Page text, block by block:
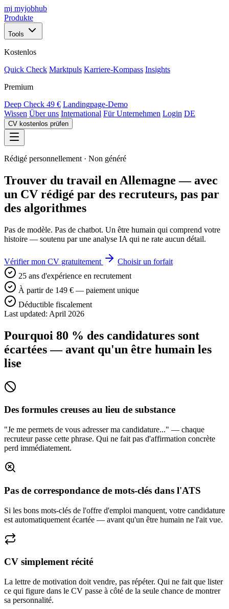
mj myjobhub
Produkte
Tools
Kostenlos
Quick Check Marktpuls Karriere-Kompass Insights
Premium
Deep Check 49 € Landingpage-Demo
Wissen Über uns International Für Unternehmen Login DE
CV kostenlos prüfen
Rédigé personnellement · Non généré
Trouver du travail en Allemagne — avec
un CV rédigé par des recruteurs, pas par
des algorithmes
Pas de modèle. Pas de chatbot. Un être humain qui comprend votre
histoire — soutenu par une analyse IA qui ne rate aucun détail.
Vérifier mon CV gratuitement
Choisir un forfait
25 ans d'expérience en recrutement
À partir de 149 € — paiement unique
Déductible fiscalement
Last updated: April 2026
Pourquoi 80 % des candidatures sont
écartées — avant qu'un être humain les
lise
Des formules creuses au lieu de substance
"Je me permets de vous adresser ma candidature..." — chaque
recruteur passe cette phrase. Qui ne fait pas d'affirmation concrète
perd immédiatement.
Pas de correspondance de mots-clés dans l'ATS
Si les bons mots-clés de l'offre d'emploi manquent, votre candidature
est automatiquement écartée — avant qu'un être humain ne l'ait vue.
CV simplement récité
La lettre de motivation doit vendre, pas répéter. Qui ne fait que lister
ce qui figure dans le CV passe à côté de la seule chance de montrer
sa personnalité.